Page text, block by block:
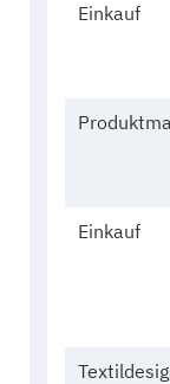
Einkauf
Einkauf